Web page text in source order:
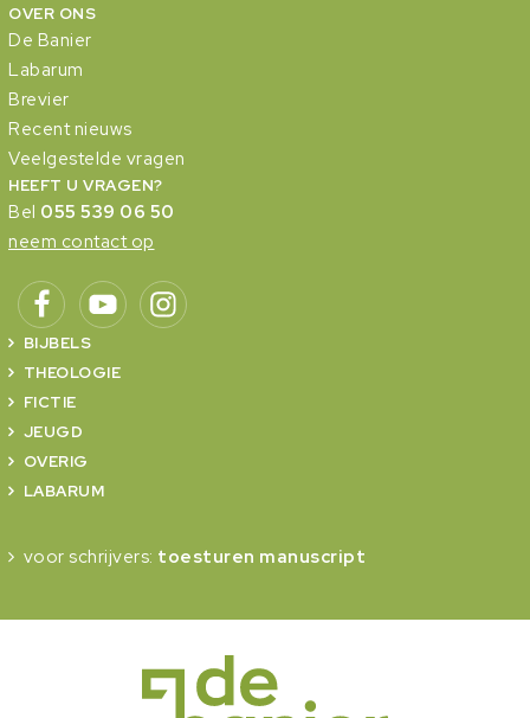
OVER ONS
De Banier
Labarum
Brevier
Recent nieuws
Veelgestelde vragen
HEEFT U VRAGEN?
Bel 055 539 06 50
neem contact op
BIJBELS
THEOLOGIE
FICTIE
JEUGD
OVERIG
LABARUM
voor schrijvers: toesturen manuscript